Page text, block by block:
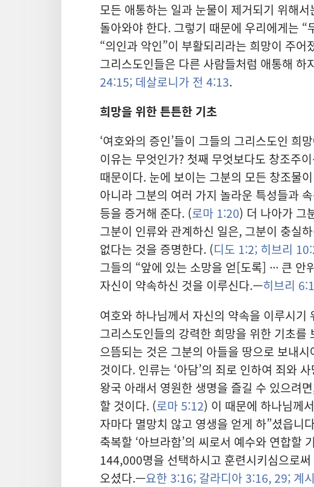
모든 애통하는 일과 눈물이 제거되기 위해
돌아와야 한다. 그렇기 때문에 우리에게는 “
“의인과 악인”이 부활되리라는 희망이 주어
그리스도인들은 다른 사람들처럼 애통해
24:15; 데살로니가 전 4:13.
희망을 위한 튼튼한 기초
‘여호와의 증인’들이 그들의 그리스도인 희
이유는 무엇인가? 첫째 무엇보다도 창조주
때문이다. 눈에 보이는 그분의 모든 창조물
아니라 그분의 여러 가지 놀라운 특성들과
등을 증거해 준다. (로마 1:20) 더 나아가 그
그분이 인류와 관계하신 일은, 그분이 충실
없다는 것을 증명한다. (디도 1:2; 히브리
그들의 “앞에 있는 소망을 얻[도록] ·⁠·⁠· 큰
자신이 약속하신 것을 이루신다.—히브리
여호와 하나님께서 자신의 약속을 이루시기
그리스도인들의 강력한 희망을 위한 기초를
으뜸되는 것은 그분의 아들을 땅으로 보내
것이다. 인류는 ‘아담’의 죄로 인하여 죄와
왕국 아래서 영원한 생명을 즐길 수 있으려
할 것이다. (로마 5:12) 이 때문에 하나님께
자마다 멸망치 않고 영생을 얻게 하”셨읍니
축복할 ‘아브라함’의 씨로서 예수와 연합할
144,000명을 선택하시고 훈련시키심으로
오셨다.—요한 3:16; 갈라디아 3:16,29; 계